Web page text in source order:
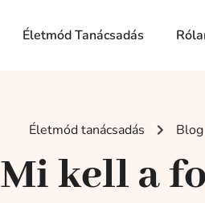
Életmód Tanácsadás
Életmód tanácsadás Blog
Mi kell a